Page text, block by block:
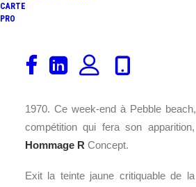
CARTE
PRO
En mai dernier,
Concours d’Elégance de Villa
1970. Ce week-end à Pebble
compétition qui fera son
Hommage R Concept.
Exit la teinte jaune critiquable de